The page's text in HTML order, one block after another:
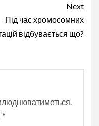
Next
Під час хромосомних
відбувається що?
*